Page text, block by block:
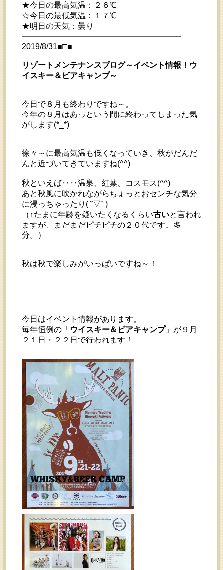
★今日の最高気温：２６℃
☆今日の最低気温：１７℃
★明日の天気：曇り
━━━━━━━━━━━━━━━━━━━━
2019/8/31■□■
リゾートメンテナンスブログ～イベント情報！ウ
イスキー＆ビアキャンプ～
今日で８月も終わりですね～。
今年の８月はあっという間に終わってしまった気
がします(*_*)
徐々～に最高気温も低くなっていき、秋がだんだ
んと近づいてきていますね(^^)
秋といえば‥‥温泉、紅葉、コスモス(^^)
あと秋風に吹かれながらちょっとおセンチな気分
に浸っちゃったり( ˘▽˘ )
（↑たまに年齢を疑いたくなるくらい古いと言われ
ますが、まだまだピチピチの２０代です。多
分。）
秋は秋で楽しみがいっぱいですね～！
今日はイベント情報があります。
毎年恒例の「 ウイスキー＆ビアキャンプ」が９月
２１日・２２日で行われます！